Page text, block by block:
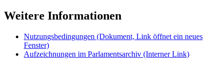
Weitere Informationen
Nutzungsbedingungen (Dokument, Link öffnet ein neues
Fenster)
Aufzeichnungen im Parlamentsarchiv (Interner Link)